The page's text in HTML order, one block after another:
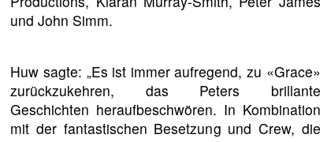
und John Simm.
Huw sagte: „Es ist immer aufregend, zu «Grace»
zurückzukehren, das Peters brillante
Geschichten heraufbeschwören. In Kombination
mit der fantastischen Besetzung und Crew, die